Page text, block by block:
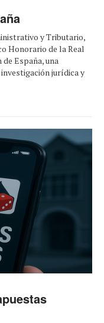
y Tributario,
Honorario de la Real
España, una
jurídica y